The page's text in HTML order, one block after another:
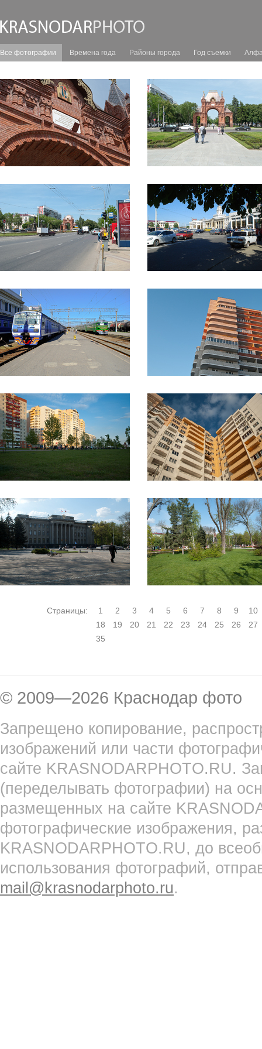
Все фотографии Времена года Районы города Год съемки
Страницы: 1 2 3 4 5 6 7 8 9
10
18
19 20 21 22 23 24 25 26
27
35
© 2009—2026 Краснодар фото
Запрещено копирование,
изображений или части
сайте KRASNODARPHOTO.RU.
(переделывать фотографии) на
размещенных на сайте
фотографические изображения,
KRASNODARPHOTO.RU, до
использования фотографий,
mail@krasnodarphoto.ru.